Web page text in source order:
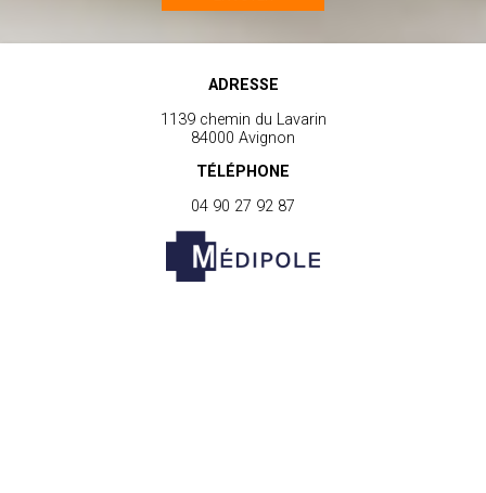
ADRESSE
1139 chemin du Lavarin
84000 Avignon
TÉLÉPHONE
04 90 27 92 87